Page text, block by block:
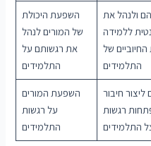
השפעת היכולת
של המורים לנהל
את רגשותם על
התלמידים
ולנהל את
ללמידה
של
התלמידים
השפעת המורים
על רגשות
התלמידים
חיבור
רגשות
התלמידים